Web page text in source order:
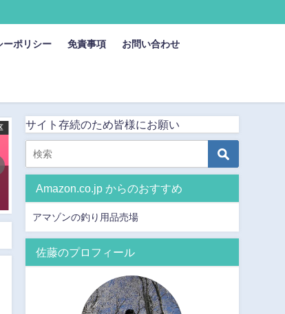
ーポリシー 免責事項 お問い合わせ
新潟県上越地区
鵜の浜海岸：シロギスの一級釣り
島見浜：シロギスの実績が
高い釣り場
サイト存続のため皆様にお願い
Amazon.co.jp からのおすすめ
アマゾンの釣り用品売場
佐藤のプロフィール